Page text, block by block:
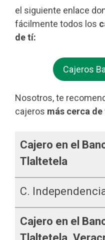
el siguiente enlace
fácilmente todos los
de tí:
Cajeros
Nosotros, te
cajeros más cerca
Cajero en el
Tlaltetela
C.
Cajero en el